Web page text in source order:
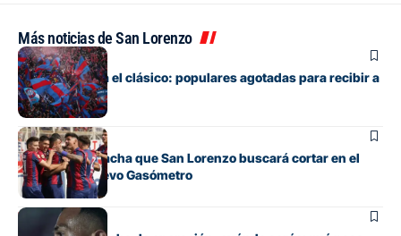
Más noticias de San Lorenzo
Fútbol
Boedo ya juega el clásico: populares agotadas para recibir a
Huracán
Fútbol
La incómoda racha que San Lorenzo buscará cortar en el
clásico del Nuevo Gasómetro
Fútbol